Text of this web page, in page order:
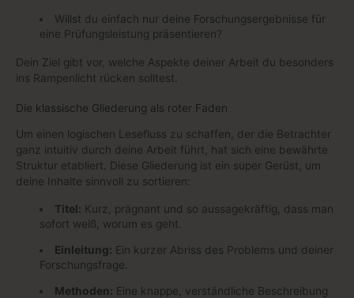
Willst du einfach nur deine Forschungsergebnisse für
eine Prüfungsleistung präsentieren?
Dein Ziel gibt vor, welche Aspekte deiner Arbeit du besonders
ins Rampenlicht rücken solltest.
Die klassische Gliederung als roter Faden
Um einen logischen Lesefluss zu schaffen, der die Betrachter
ganz intuitiv durch deine Arbeit führt, hat sich eine bewährte
Struktur etabliert. Diese Gliederung ist ein super Gerüst, um
deine Inhalte sinnvoll zu sortieren:
Titel: Kurz, prägnant und so aussagekräftig, dass man
sofort weiß, worum es geht.
Einleitung: Ein kurzer Abriss des Problems und deiner
Forschungsfrage.
Methoden: Eine knappe, verständliche Beschreibung